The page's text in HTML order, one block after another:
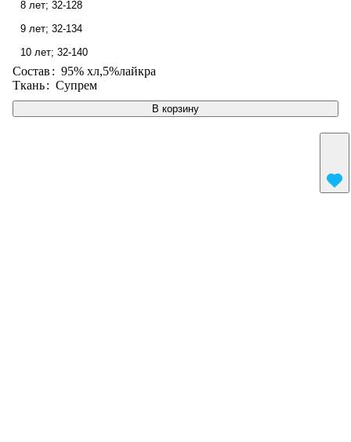
В корзину
8 лет; 32-128
9 лет; 32-134
10 лет; 32-140
Состав: 95% хл,5%лайкра
Ткань: Супрем